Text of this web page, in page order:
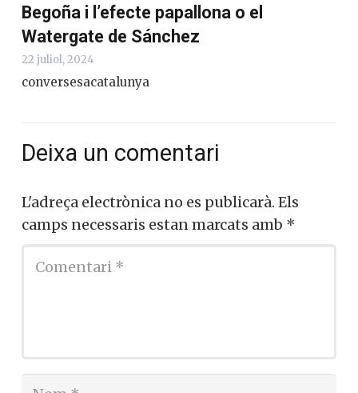
Begoña i l’efecte papallona o el
Watergate de Sánchez
22 juliol, 2024
conversesacatalunya
Deixa un comentari
L'adreça electrònica no es publicarà. Els
camps necessaris estan marcats amb *